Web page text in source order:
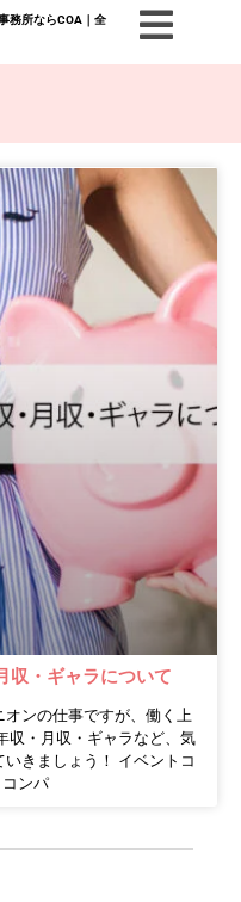
務所ならCOA｜全
収・ギャラについて
ンの仕事ですが、働く上
収・月収・ギャラなど、気
きましょう！ イベントコ
ンパ